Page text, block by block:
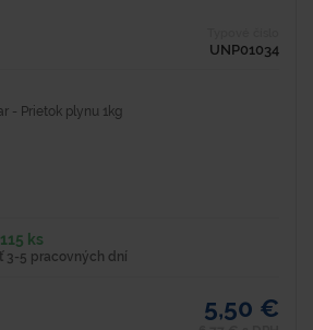
UNP01034
- Prietok plynu 1kg
ks
3-5 pracovných dní
5,50 €